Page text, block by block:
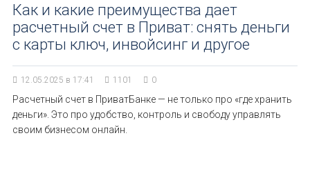
Как и какие преимущества дает
расчетный счет в Приват: снять деньги
с карты ключ, инвойсинг и другое
12.05.2025 в 17:41 1101 0
Расчетный счет в ПриватБанке — не только про «где хранить
деньги». Это про удобство, контроль и свободу управлять
своим бизнесом онлайн.